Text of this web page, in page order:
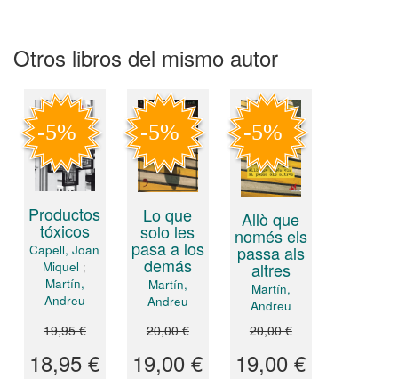
Otros libros del mismo autor
Productos
tóxicos
Capell, Joan
Miquel ;
Martín,
Andreu
19,95 €
18,95 €
Lo que
solo les
pasa a los
demás
Martín,
Andreu
20,00 €
19,00 €
Allò que
només els
passa als
altres
Martín,
Andreu
20,00 €
19,00 €